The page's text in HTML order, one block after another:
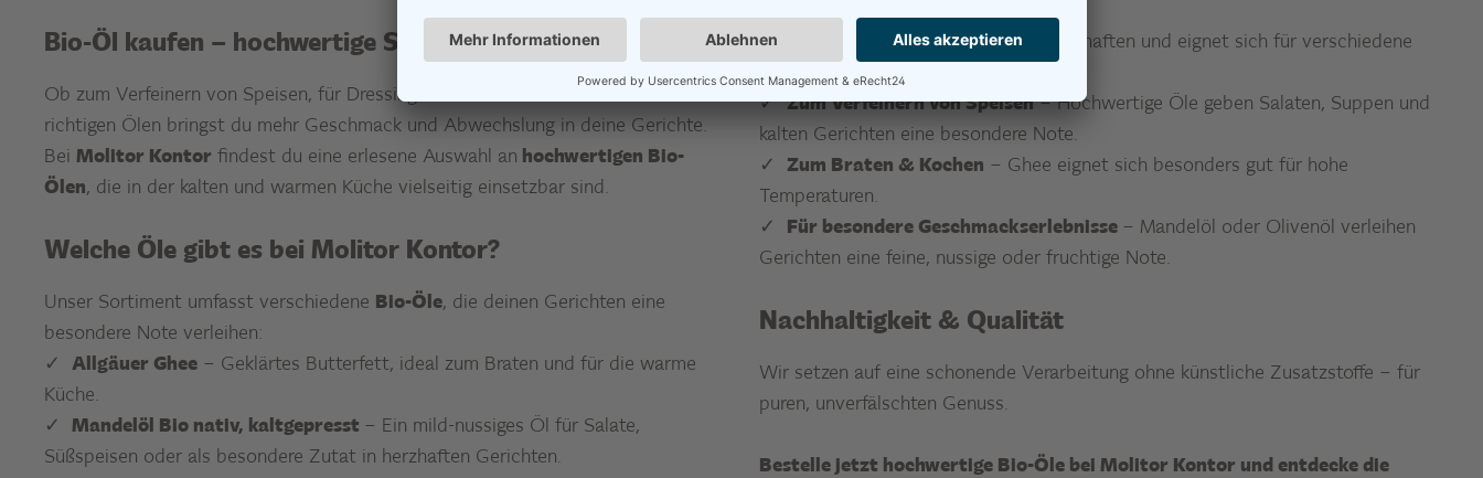
Bio-Öl kaufen – hochwertige Speiseöle für deine Küche
Ob zum Verfeinern von Speisen, für Dressings oder zum Kochen – mit den
richtigen Ölen bringst du mehr Geschmack und Abwechslung in deine Gerichte.
Bei Molitor Kontor findest du eine erlesene Auswahl an hochwertigen Bio-
Ölen, die in der kalten und warmen Küche vielseitig einsetzbar sind.
Welche Öle gibt es bei Molitor Kontor?
Unser Sortiment umfasst verschiedene Bio-Öle, die deinen Gerichten eine
besondere Note verleihen:
Allgäuer Ghee – Geklärtes Butterfett, ideal zum Braten und für die warme
Küche.
Mandelöl Bio nativ, kaltgepresst – Ein mild-nussiges Öl für Salate,
Süßspeisen oder als besondere Zutat in herzhaften Gerichten.
Jedes Öl hat seine besonderen Eigenschaften und eignet sich für verschiedene
Anwendungen in der Küche:
Zum Verfeinern von Speisen– Hochwertige Öle geben Salaten, Suppen und
kalten Gerichten eine besondere Note.
Zum Braten & Kochen – Ghee eignet sich besonders gut für hohe
Temperaturen.
Für besondere Geschmackserlebnisse – Mandelöl oder Olivenöl verleihen
Gerichten eine feine, nussige oder fruchtige Note.
Nachhaltigkeit & Qualität
Wir setzen auf eine schonende Verarbeitung ohne künstliche Zusatzstoffe – für
puren, unverfälschten Genuss.
Bestelle jetzt hochwertige Bio-Öle bei Molitor Kontor und entdecke die